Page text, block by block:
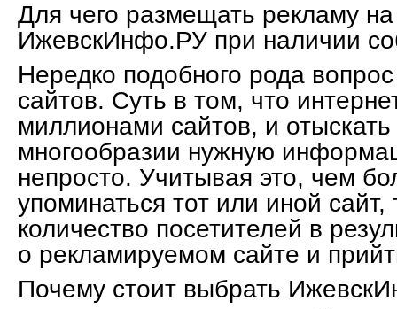
Для чего размещать рекламу
ИжевскИнфо.РУ при наличии
Нередко подобного рода
сайтов. Суть в том, что
миллионами сайтов, и отыскать
многообразии нужную
непросто. Учитывая это, чем
упоминаться тот или иной
количество посетителей в
о рекламируемом сайте и
Почему стоит выбрать